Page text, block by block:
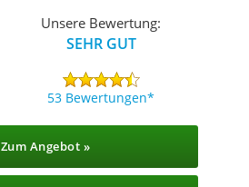
Unsere Bewertung:
SEHR GUT
53 Bewertungen
Zum Angebot »